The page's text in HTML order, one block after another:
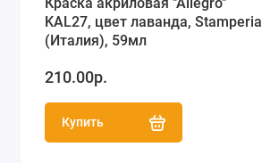
Краска акриловая "Allegro"
KAL27, цвет лаванда, Stamperia
(Италия), 59мл
210.00р.
Купить